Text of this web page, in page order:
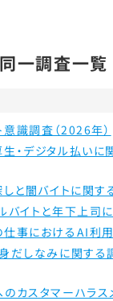
同一調査一覧
識調査（2026年）
・デジタル払いに
と闇バイトに関す
バイトと年下上司
仕事におけるAI利
だしなみに関す
カスタマーハラス